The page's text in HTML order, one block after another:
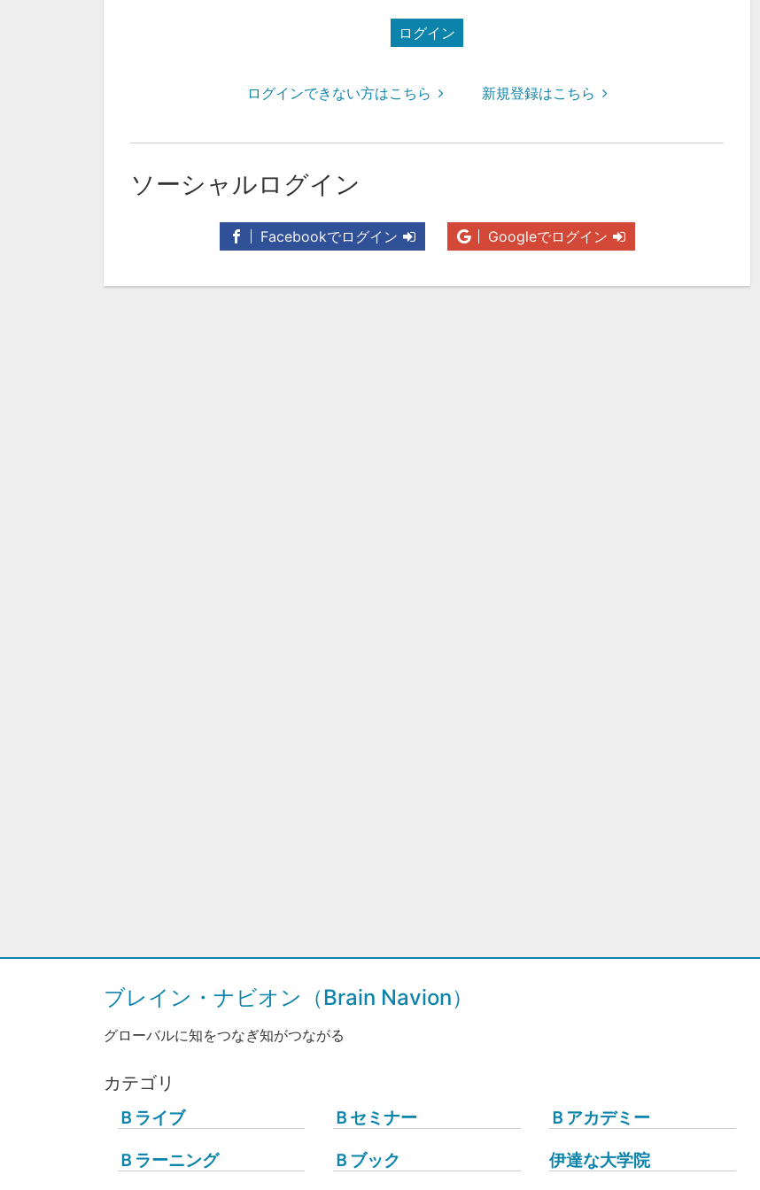
ログイン
ログインできない方はこちら 新規登録はこちら
ソーシャルログイン
Facebookでログイン Googleでログイン
ブレイン・ナビオン（Brain Navion）
グローバルに知をつなぎ知がつながる
カテゴリ
Ｂライブ
Ｂセミナー
Ｂアカデミー
Ｂラーニング
Ｂブック 伊達な大学院